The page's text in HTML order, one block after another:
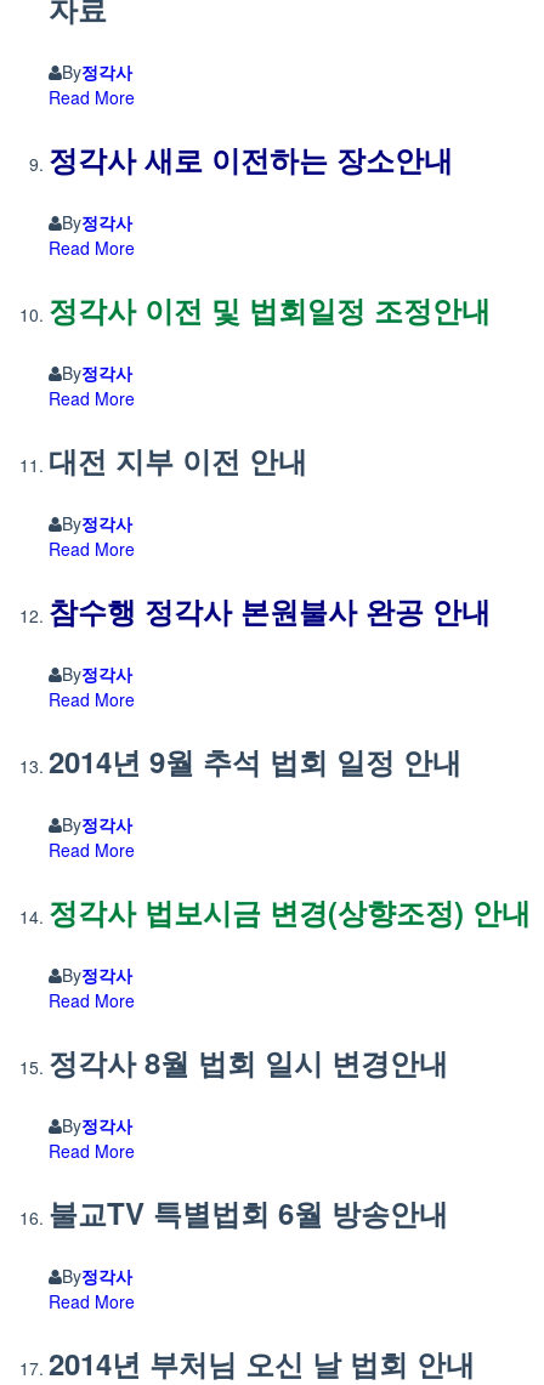
By정각사
Read More
정각사 새로 이전하는 장소안내
By정각사
Read More
정각사 이전 및 법회일정 조정안내
By정각사
Read More
대전 지부 이전 안내
By정각사
Read More
참수행 정각사 본원불사 완공 안내
By정각사
Read More
2014년 9월 추석 법회 일정 안내
By정각사
Read More
정각사 법보시금 변경(상향조정) 안내
By정각사
Read More
정각사 8월 법회 일시 변경안내
By정각사
Read More
불교TV 특별법회 6월 방송안내
By정각사
Read More
2014년 부처님 오신 날 법회 안내